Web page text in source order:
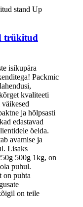
trükitud
isikupära
Packmic
kvaliteeti
ja hõlpsasti
edastavad
öelda.
avamise ja
Lisaks
500g 1kg, on
puhul.
on puhta
on teile